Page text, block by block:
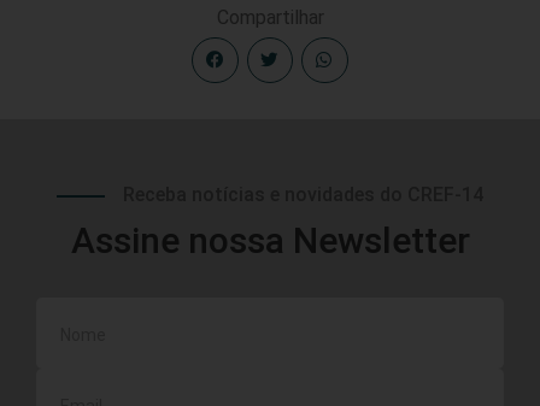
Compartilhar
Assine nossa Newsletter